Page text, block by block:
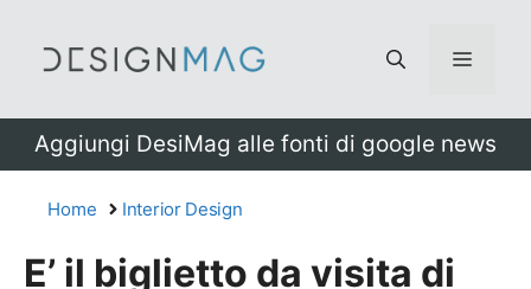
Menu
Aggiungi DesiMag alle fonti di google news
Home Interior Design
E’ il biglietto da visita di